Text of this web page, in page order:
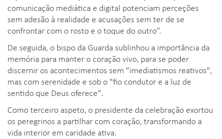
comunicação mediática e digital potenciam perceções
sem adesão à realidade e acusações sem ter de se
confrontar com o rosto e o toque do outro”.
De seguida, o bispo da Guarda sublinhou a importância da
memória para manter o coração vivo, para se poder
discernir os acontecimentos sem "imediatismos reativos",
mas com serenidade e sob o "fio condutor e a luz de
sentido que Deus oferece".
Como terceiro aspeto, o presidente da celebração exortou
os peregrinos a partilhar com coração, transformando a
vida interior em caridade ativa.